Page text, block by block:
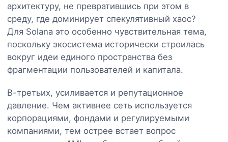
архитектуру, не превратившись при этом в
среду, где доминирует спекулятивный хаос?
Для Solana это особенно чувствительная тема,
поскольку экосистема исторически строилась
вокруг идеи единого пространства без
фрагментации пользователей и капитала.
В-третьих, усиливается и репутационное
давление. Чем активнее сеть используется
корпорациями, фондами и регулируемыми
компаниями, тем острее встает вопрос